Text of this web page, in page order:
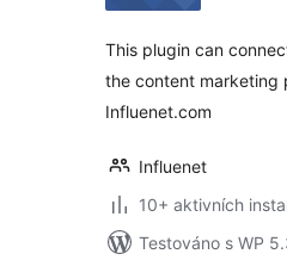
This plugin can
the content marketing
Influenet.com
Influenet
10+ aktivních
Testováno s WP